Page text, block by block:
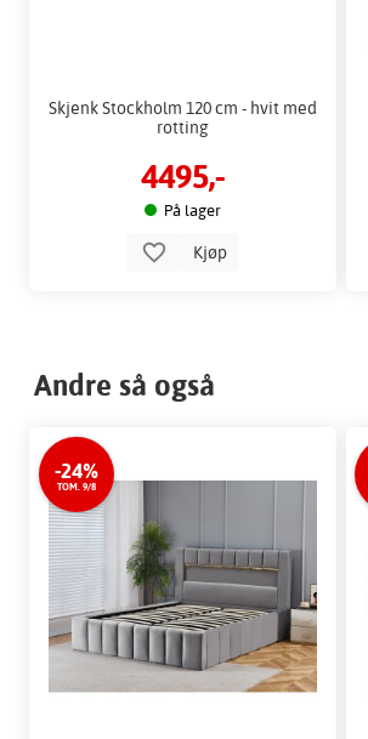
Skjenk Stockholm 120 cm - hvit med
rotting
4495,-
På lager
Kjøp
Andre så også
-24%
TOM. 9/8